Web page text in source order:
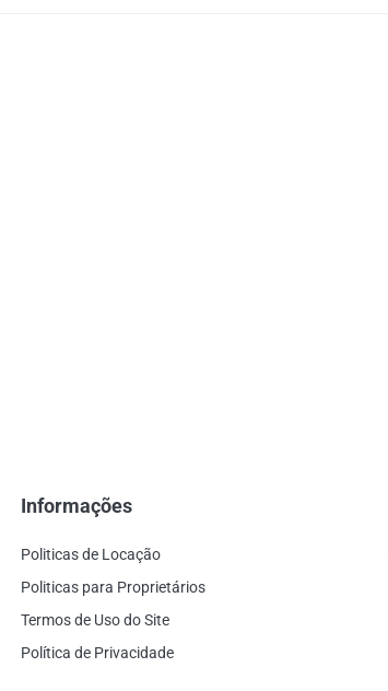
Informações
Politicas de Locação
Politicas para Proprietários
Termos de Uso do Site
Política de Privacidade